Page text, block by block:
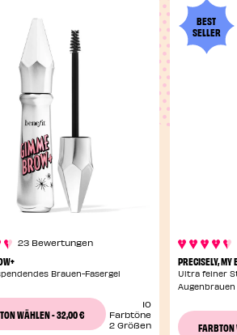
23 Bewertungen
Brauen-Fasergel
WÄHLEN-32,00 €
10
Farbtöne
2 Größen
BEST
SELLER
PRECISELY, MY
Ultra feiner
Augenbrauen